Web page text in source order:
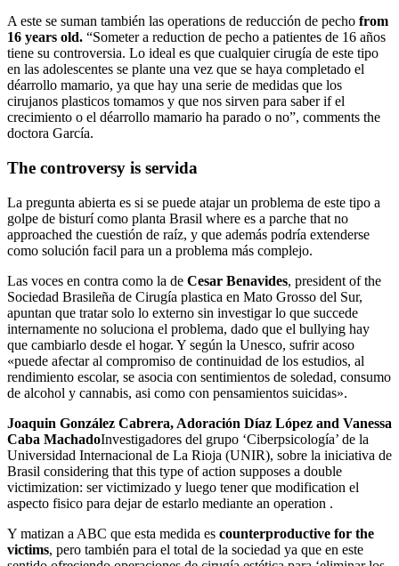
A este se suman también las operations de reducción de pecho from
16 years old. “Someter a reduction de pecho a patientes de 16 años
tiene su controversia. Lo ideal es que cualquier cirugía de este tipo
en las adolescentes se plante una vez que se haya completado el
déarrollo mamario, ya que hay una serie de medidas que los
cirujanos plasticos tomamos y que nos sirven para saber if el
crecimiento o el déarrollo mamario ha parado o no”, comments the
doctora García.
The controversy is servida
La pregunta abierta es si se puede atajar un problema de este tipo a
golpe de bisturí como planta Brasil where es a parche that no
approached the cuestión de raíz, y que además podría extenderse
como solución facil para un a problema más complejo.
Las voces en contra como la de Cesar Benavides, president of the
Sociedad Brasileña de Cirugía plastica en Mato Grosso del Sur,
apuntan que tratar solo lo externo sin investigar lo que succede
internamente no soluciona el problema, dado que el bullying hay
que cambiarlo desde el hogar. Y según la Unesco, sufrir acoso
«puede afectar al compromiso de continuidad de los estudios, al
rendimiento escolar, se asocia con sentimientos de soledad, consumo
de alcohol y cannabis, asi como con pensamientos suicidas».
Joaquin González Cabrera, Adoración Díaz López and Vanessa
Caba MachadoInvestigadores del grupo ‘Ciberpsicología’ de la
Universidad Internacional de La Rioja (UNIR), sobre la iniciativa de
Brasil considering that this type of action supposes a double
victimization: ser victimizado y luego tener que modification el
aspecto fisico para dejar de estarlo mediante an operation .
Y matizan a ABC que esta medida es counterproductive for the
victims, pero también para el total de la sociedad ya que en este